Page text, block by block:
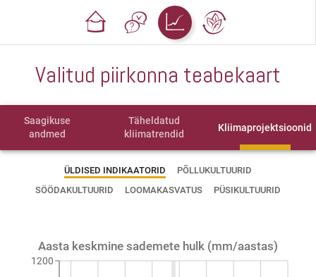
Valitud piirkonna teabekaart
Saagikuse
andmed
Täheldatud
kliimatrendid
Kliimaprojektsioonid
ÜLDISED INDIKAATORID
PÕLLUKULTUURID
SÖÖDAKULTUURID
LOOMAKASVATUS PÜSIKULTUURID
Aasta keskmine sademete hulk (mm/aastas)
1200